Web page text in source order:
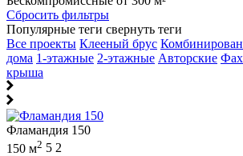
Сбросить фильтры
Популярные теги свернуть теги
Все проекты Клееный брус
дома 1-этажные 2-этажные Авторские
крыша
Фламандия 150
150 м2 5 2